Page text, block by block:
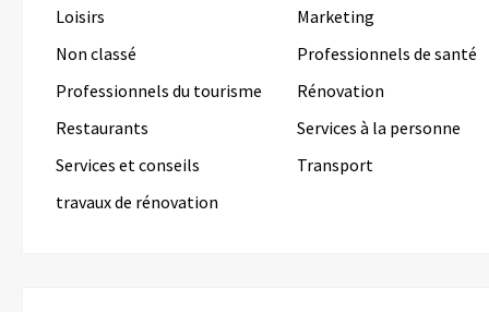
Loisirs
Marketing
Non classé
Professionnels de santé
Professionnels du tourisme
Rénovation
Restaurants
Services à la personne
Services et conseils
Transport
travaux de rénovation